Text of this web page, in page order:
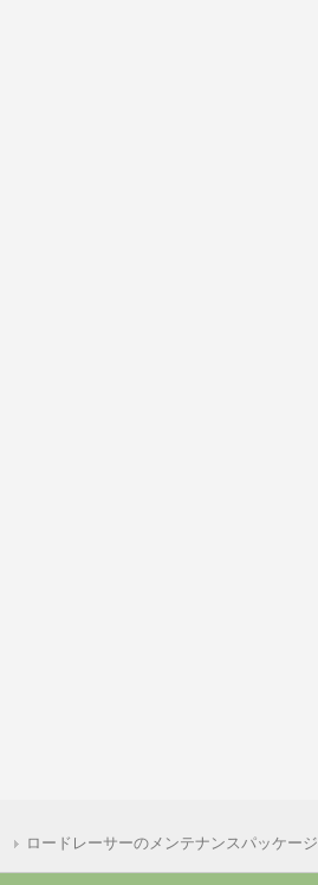
ロードレーサーのメンテナンスパッケージ